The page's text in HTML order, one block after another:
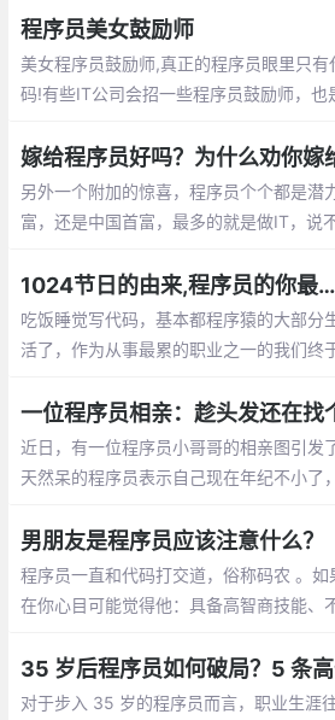
担心以后的出路了。那么未来大龄程序员的
出路在哪呢？
程序员美女鼓励师
美女程序员鼓励师,真正的程序员眼里只有
码!有些IT公司会招一些程序员鼓励师，也
程序员鼓励师的作用，她们总是能激发程
员们的肾上腺素分泌。
嫁给程序员好吗？为什么劝你嫁
另外一个附加的惊喜，程序员个个都是潜
富，还是中国首富，最多的就是做IT，说
序员收入稳定，生活安逸，属于长期持有1024节日的由来,程序员的你最想对自己说的是什么？【1024程序员节日】
吃饭睡觉写代码，基本都程序猿的大部分
活了，作为从事最累的职业之一的我们终
序员致敬，向自己致敬，向未来致敬。
近日，有一位程序员小哥哥的相亲图引发
天然呆的程序员表示自己现在年纪不小了
男朋友是程序员应该注意什么？
程序员一直和代码打交道，俗称码农 。如
在你心目可能觉得他：具备高智商技能、
相处呢，需要你应该注意什么呢？
35 岁后程序员如何破局？5 条
对于步入 35 岁的程序员而言，职业生涯